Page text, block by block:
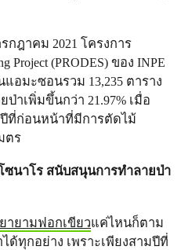
กฎาคม 2021 โครงการ
Project (PRODES) ของ INPE
มะซอนรวม 13,235 ตาราง
าเพิ่มขึ้นกว่า 21.97% เมื่อ
ปีที่ก่อนหน้าที่มีการตัดไม้
ตร
ซนาโร สนับสนุนการทำลายป่า
ายามฟอกเขียวแค่ไหนก็ตาม
ด้ทุกอย่าง เพราะเพียงสามปีที่